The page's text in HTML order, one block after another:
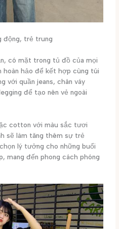
động, trẻ trung
có mặt trong tủ đồ của mọi
hoàn hảo để kết hợp cùng túi
với quần jeans, chân váy
để tạo nên vẻ ngoài
cotton với màu sắc tươi
sẽ làm tăng thêm sự trẻ
lý tưởng cho những buổi
mang đến phong cách phóng